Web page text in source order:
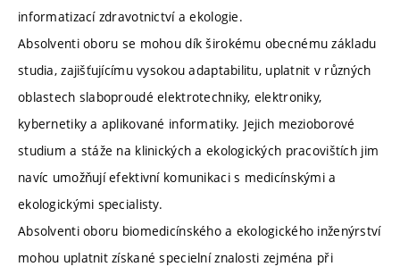
informatizací zdravotnictví a ekologie.
Absolventi oboru se mohou dík širokému obecnému základu
studia, zajišťujícímu vysokou adaptabilitu, uplatnit v různých
oblastech slaboproudé elektrotechniky, elektroniky,
kybernetiky a aplikované informatiky. Jejich mezioborové
studium a stáže na klinických a ekologických pracovištích jim
navíc umožňují efektivní komunikaci s medicínskými a
ekologickými specialisty.
Absolventi oboru biomedicínského a ekologického inženýrství
mohou uplatnit získané specielní znalosti zejména při